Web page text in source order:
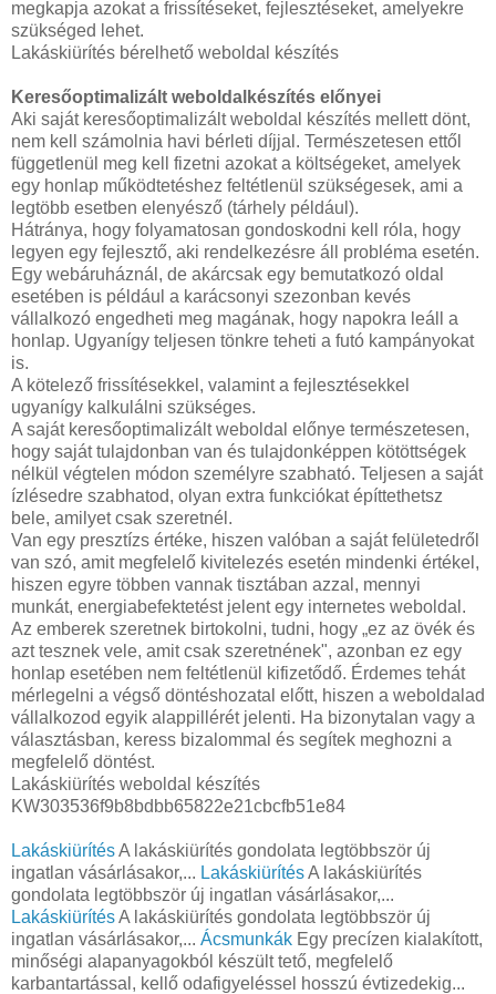
megkapja azokat a frissítéseket, fejlesztéseket, amelyekre
szükséged lehet.
Lakáskiürítés bérelhető weboldal készítés
Keresőoptimalizált weboldalkészítés előnyei
Aki saját keresőoptimalizált weboldal készítés mellett dönt,
nem kell számolnia havi bérleti díjjal. Természetesen ettől
függetlenül meg kell fizetni azokat a költségeket, amelyek
egy honlap működtetéshez feltétlenül szükségesek, ami a
legtöbb esetben elenyésző (tárhely például).
Hátránya, hogy folyamatosan gondoskodni kell róla, hogy
legyen egy fejlesztő, aki rendelkezésre áll probléma esetén.
Egy webáruháznál, de akárcsak egy bemutatkozó oldal
esetében is például a karácsonyi szezonban kevés
vállalkozó engedheti meg magának, hogy napokra leáll a
honlap. Ugyanígy teljesen tönkre teheti a futó kampányokat
is.
A kötelező frissítésekkel, valamint a fejlesztésekkel
ugyanígy kalkulálni szükséges.
A saját keresőoptimalizált weboldal előnye természetesen,
hogy saját tulajdonban van és tulajdonképpen kötöttségek
nélkül végtelen módon személyre szabható. Teljesen a saját
ízlésedre szabhatod, olyan extra funkciókat építtethetsz
bele, amilyet csak szeretnél.
Van egy presztízs értéke, hiszen valóban a saját felületedről
van szó, amit megfelelő kivitelezés esetén mindenki értékel,
hiszen egyre többen vannak tisztában azzal, mennyi
munkát, energiabefektetést jelent egy internetes weboldal.
Az emberek szeretnek birtokolni, tudni, hogy „ez az övék és
azt tesznek vele, amit csak szeretnének", azonban ez egy
honlap esetében nem feltétlenül kifizetődő. Érdemes tehát
mérlegelni a végső döntéshozatal előtt, hiszen a weboldalad
vállalkozod egyik alappillérét jelenti. Ha bizonytalan vagy a
választásban, keress bizalommal és segítek meghozni a
megfelelő döntést.
Lakáskiürítés weboldal készítés
KW303536f9b8bdbb65822e21cbcfb51e84
LakáskiürítésA lakáskiürítés gondolata legtöbbször új
ingatlan vásárlásakor,... LakáskiürítésA lakáskiürítés
gondolata legtöbbször új ingatlan vásárlásakor,...
LakáskiürítésA lakáskiürítés gondolata legtöbbször új
ingatlan vásárlásakor,... Ácsmunkák Egy precízen kialakított,
minőségi alapanyagokból készült tető, megfelelő
karbantartással, kellő odafigyeléssel hosszú évtizedekig...